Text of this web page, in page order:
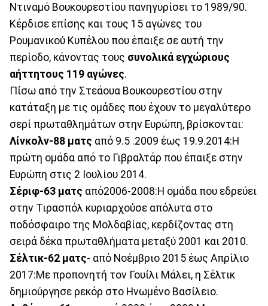
Ντιναμό Βουκουρεστίου πανηγυρίσει το 1989/90.
Κέρδισε επίσης και τους 15 αγώνες του
Ρουμανικού Κυπέλου που έπαιξε σε αυτή την
περίοδο, κάνοντας τους συνολικά εγχώριους
αήττητους 119 αγώνες.
Πίσω από την Στεάουα Βουκουρεστίου στην
κατάταξη με τις ομάδες που έχουν το μεγαλύτερο
σερί πρωταθλημάτων στην Ευρώπη, βρίσκονται:
Λίνκολν-88 ματς από 9.5 .2009 έως 19.9.2014:Η
πρώτη ομάδα από το Γιβραλτάρ που έπαιξε στην
Ευρώπη στις 2 Ιουλίου 2014.
Σέριφ-63 ματς από2006-2008:Η ομάδα που εδρεύει
στην Τιρασπόλ κυριαρχούσε απόλυτα στο
ποδόσφαιρο της Μολδαβίας, κερδίζοντας στη
σειρά δέκα πρωταθλήματα μεταξύ 2001 και 2010.
Σέλτικ-62 ματς- από Νοέμβριο 2015 έως Απρίλιο
2017:Με προπονητή τον Γουίλι Μάλει, η Σέλτικ
δημιούργησε ρεκόρ στο Ηνωμένο Βασίλειο.